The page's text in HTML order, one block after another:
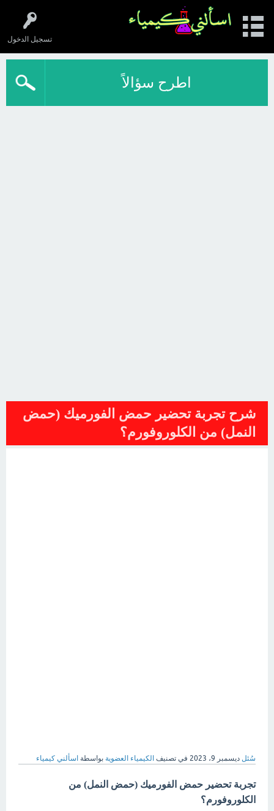
تسجيل الدخول
اطرح سؤالاً
شرح تجربة تحضير حمض الفورميك (حمض
النمل) من الكلوروفورم؟
سُئل ديسمبر 9، 2023 في تصنيف الكيمياء العضوية بواسطة اسألني كيمياء
تجربة تحضير حمض الفورميك (حمض النمل) من
الكلوروفورم؟